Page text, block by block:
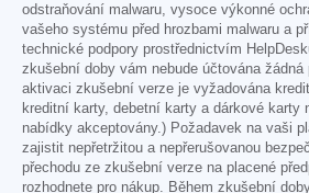
odstraňování malwaru, vysoce výkonné
vašeho systému před hrozbami malwaru a
technické podpory prostřednictvím
zkušební doby vám nebude účtována
aktivaci zkušební verze je vyžadována
kreditní karty, debetní karty a dárkové karty
nabídky akceptovány.) Požadavek na vaši
zajistit nepřetržitou a nepřerušovanou
přechodu ze zkušební verze na placené
rozhodnete pro nákup. Během zkušební